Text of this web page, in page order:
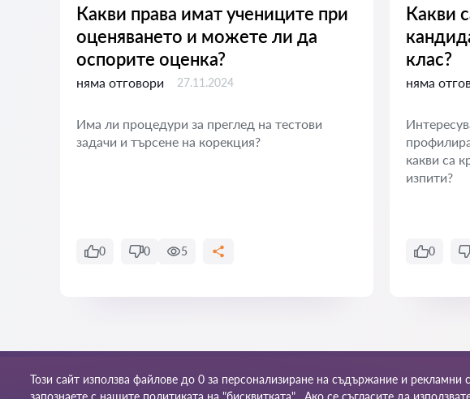
Какви права имат учениците при
оценяването и можете ли да
оспорите оценка?
няма отговори 27.11.2024
Има ли процедури за преглед на тестови
задачи и търсене на корекция?
0 0 5
Какви
клас?
няма
какви са
изпити?
0
© 2026 Praven-bg.com Правила за ползване Карта на сайта
Този сайт използва файлове до 0 за персонализиране на съдържание и
запознаете с нашите политиката на "бисквитката" . Ако се съгласите да